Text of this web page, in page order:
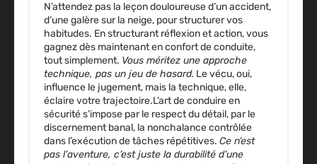
N’attendez pas la leçon douloureuse d’un accident,
d’une galère sur la neige, pour structurer vos
habitudes. En structurant réflexion et action, vous
gagnez dès maintenant en confort de conduite,
tout simplement. Vous méritez une approche
technique, pas un jeu de hasard. Le vécu, oui,
influence le jugement, mais la technique, elle,
éclaire votre trajectoire.L’art de conduire en
sécurités’impose par le respect du détail, par le
discernement banal, la nonchalance contrôlée
dans l’exécution de tâches répétitives. Ce n’est
pas l’aventure, c’est juste la durabilité d’une